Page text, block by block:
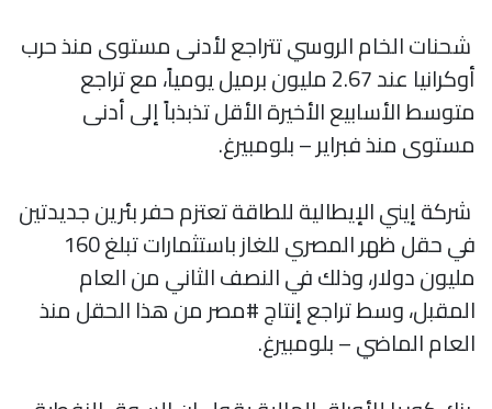
شحنات الخام الروسي تتراجع لأدنى مستوى منذ حرب
أوكرانيا عند 2.67 مليون برميل يومياً، مع تراجع
متوسط الأسابيع الأخيرة الأقل تذبذباً إلى أدنى
مستوى منذ فبراير – بلومبيرغ.
شركة إيني الإيطالية للطاقة تعتزم حفر بئرين جديدتين
في حقل ظهر المصري للغاز باستثمارات تبلغ 160
مليون دولار، وذلك في النصف الثاني من العام
المقبل، وسط تراجع إنتاج #مصر من هذا الحقل منذ
العام الماضي – بلومبيرغ.